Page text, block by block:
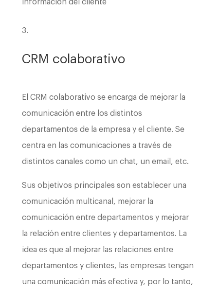
información del cliente
CRM colaborativo
El CRM colaborativo se encarga de mejorar la
comunicación entre los distintos
departamentos de la empresa y el cliente. Se
centra en las comunicaciones a través de
distintos canales como un chat, un email, etc.
Sus objetivos principales son establecer una
comunicación multicanal, mejorar la
comunicación entre departamentos y mejorar
la relación entre clientes y departamentos. La
idea es que al mejorar las relaciones entre
departamentos y clientes, las empresas tengan
una comunicación más efectiva y, por lo tanto,